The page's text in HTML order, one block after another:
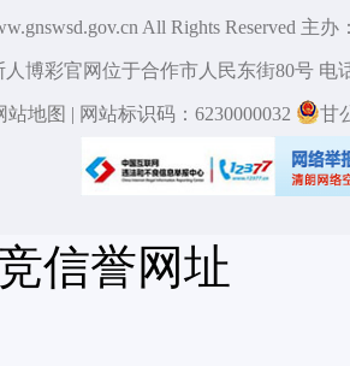
All Rights Reserved
博彩官网位于合作市人民东街80号 电
站地图 | 网站标识码：6230000032 甘
信誉网址